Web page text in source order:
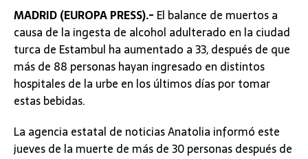
MADRID (EUROPA PRESS).- El balance de muertos a
causa de la ingesta de alcohol adulterado en la ciudad
turca de Estambul ha aumentado a 33, después de que
más de 88 personas hayan ingresado en distintos
hospitales de la urbe en los últimos días por tomar
estas bebidas.
La agencia estatal de noticias Anatolia informó este
jueves de la muerte de más de 30 personas después de